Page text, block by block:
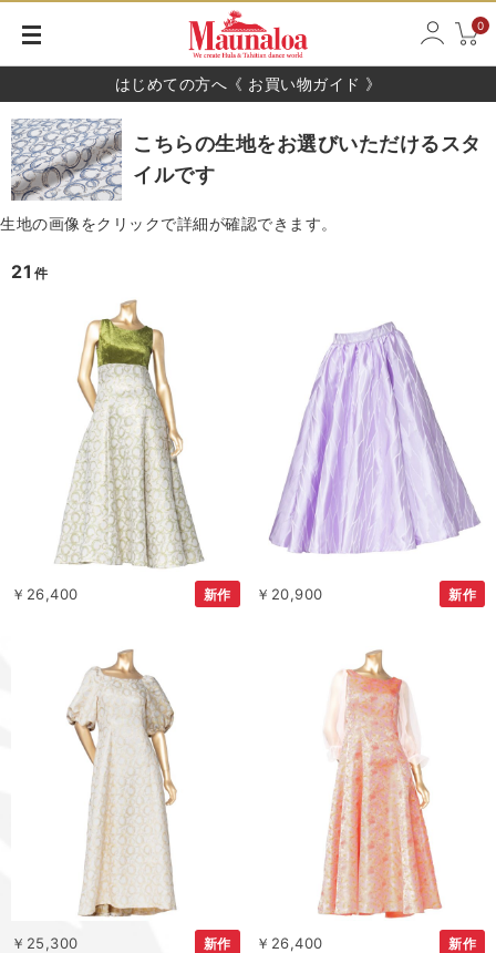
0
はじめての方へ《 お買い物ガイド 》
こちらの生地をお選びいただけるスタ
イルです
生地の画像をクリックで詳細が確認できます。
21 件
￥26,400 新作 ￥20,900 新作
￥25,300 新作 ￥26,400 新作